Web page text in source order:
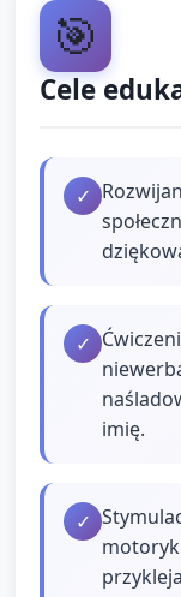
🎯
Cele
✓
✓
imię.
✓